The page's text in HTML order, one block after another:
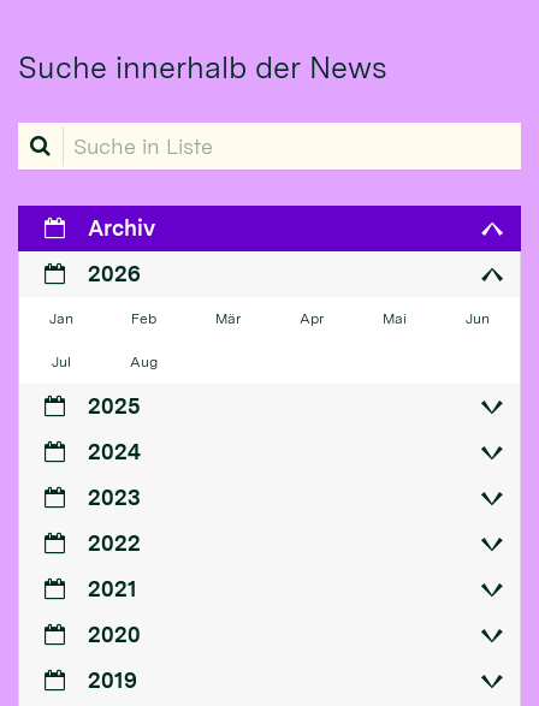
Suche innerhalb der News
Suche in Liste
Archiv
2026
Jan Feb Mär Apr Mai Jun
Jul Aug
2025
2024
2023
2022
2021
2020
2019